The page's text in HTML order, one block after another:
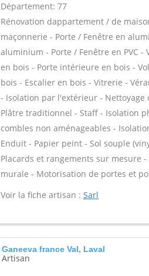
Département: 77
Rénovation dappartement / de
maçonnerie - Porte / Fenêtre en
aluminium - Porte / Fenêtre en PVC -
en bois - Porte intérieure en bois -
bois - Escalier en bois - Vitrerie -
- Isolation par l'extérieur - Nettoyage
Plâtre traditionnel - Staff - Isolation
combles non aménageables -
Enduit - Papier peint - Sol souple
Placards et rangements sur mesure
murale - Motorisation de portes et
Voir la fiche artisan : Sarl
Ganeeva france Val, Laval
Artisan